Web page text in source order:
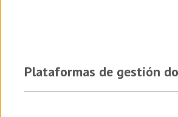
Plataformas de gestión